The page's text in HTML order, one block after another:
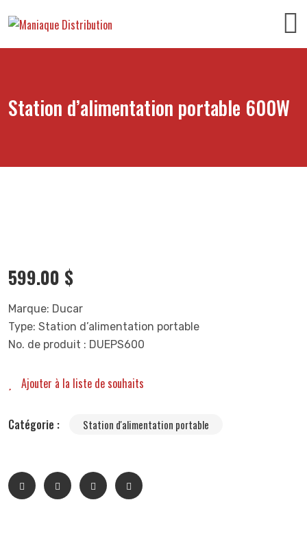
Station d’alimentation portable 600W
599.00 $
Marque: Ducar
Type: Station d’alimentation portable
No. de produit : DUEPS600
Ajouter à la liste de souhaits
Catégorie : Station d'alimentation portable